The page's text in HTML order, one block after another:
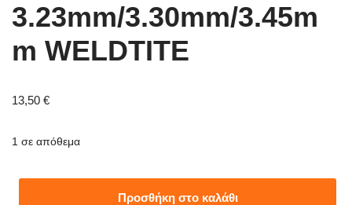
3.23mm/3.30mm/3.45m
m WELDTITE
13,50 €
1 σε απόθεμα
Προσθήκη στο καλάθι